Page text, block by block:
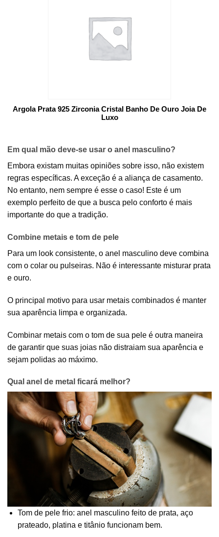
Argola Prata 925 Zirconia Cristal Banho De Ouro Joia De
Luxo
Em qual mão deve-se usar o anel masculino?
Embora existam muitas opiniões sobre isso, não existem
regras específicas. A exceção é a aliança de casamento.
No entanto, nem sempre é esse o caso! Este é um
exemplo perfeito de que a busca pelo conforto é mais
importante do que a tradição.
Combine metais e tom de pele
Para um look consistente, o anel masculino deve combina
com o colar ou pulseiras. Não é interessante misturar prata
e ouro.
O principal motivo para usar metais combinados é manter
sua aparência limpa e organizada.
Combinar metais com o tom de sua pele é outra maneira
de garantir que suas joias não distraiam sua aparência e
sejam polidas ao máximo.
Qual anel de metal ficará melhor?
Tom de pele frio: anel masculino feito de prata, aço
prateado, platina e titânio funcionam bem.